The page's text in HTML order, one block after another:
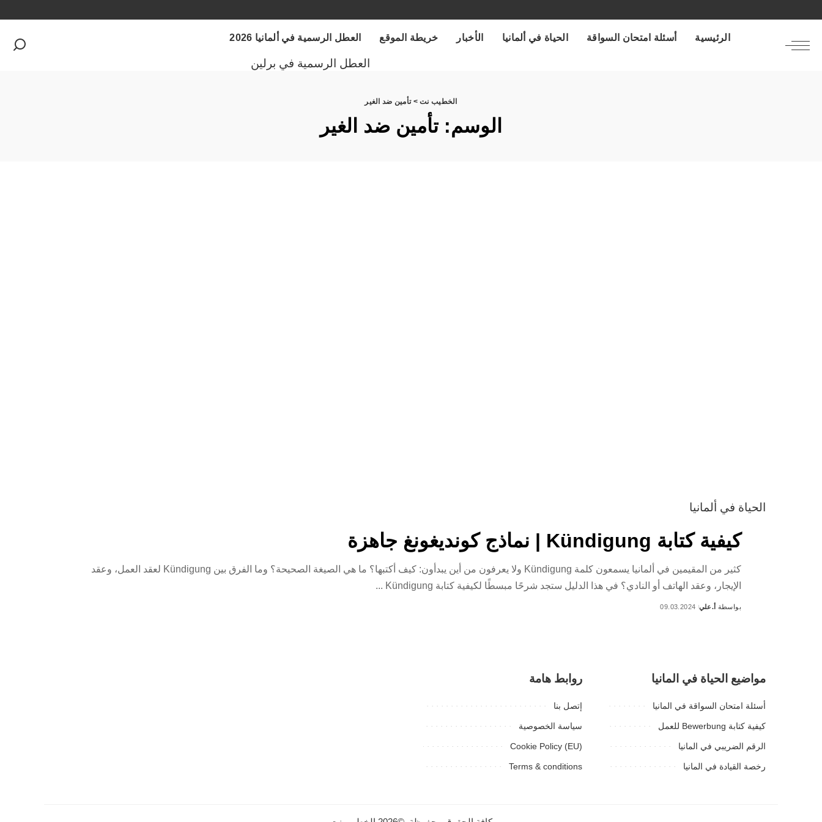
الرئيسية أسئلة امتحان السواقة الحياة في ألمانيا الأخبار خريطة الموقع العطل الرسمية في ألمانيا 2026
العطل الرسمية في برلين
الخطيب نت>تأمين ضد الغير
الوسم:تأمين ضد الغير
الحياة في ألمانيا
كيفية كتابة Kündigung | نماذج كونديغونغ جاهزة
كثير من المقيمين في ألمانيا يسمعون كلمة Kündigung ولا يعرفون من أين يبدأون: كيف أكتبها؟ ما هي الصيغة الصحيحة؟ وما الفرق بين Kündigung لعقد العمل، وعقد
الإيجار، وعقد الهاتف أو النادي؟ في هذا الدليل ستجد شرحًا مبسطًا لكيفية كتابة Kündigung
...
Posted
بواسطة أ.علي 09.03.2024
مواضيع الحياة في المانيا
أسئلة امتحان السواقة في المانيا
كيفية كتابة Bewerbung للعمل
الرقم الضريبي في المانيا
رخصة القيادة في المانيا
روابط هامة
إتصل بنا
سياسة الخصوصية
Cookie Policy (EU)
Terms & conditions